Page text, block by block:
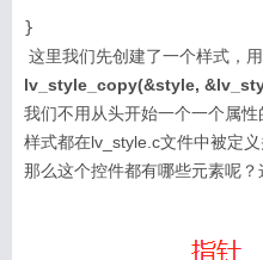
}
这里我们先创建了一个样式，
lv_style_copy(&style,
我们不用从头开始一个一个属
样式都在lv_style.c文件中被定
那么这个控件都有哪些元素呢